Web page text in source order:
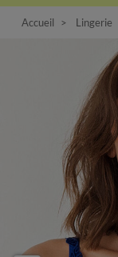
Accueil Lingerie